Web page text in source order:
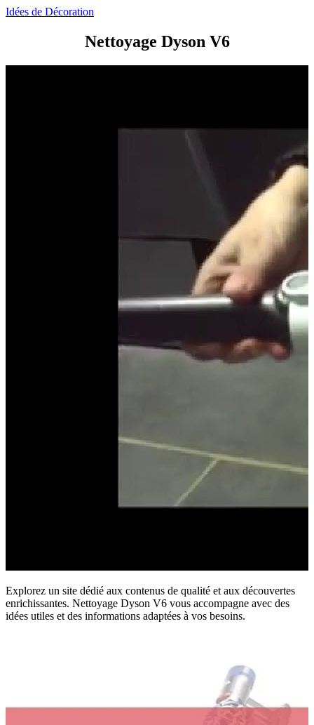
Idées de Décoration
Nettoyage Dyson V6
Explorez un site dédié aux contenus de qualité et aux découvertes
enrichissantes. Nettoyage Dyson V6 vous accompagne avec des
idées utiles et des informations adaptées à vos besoins.